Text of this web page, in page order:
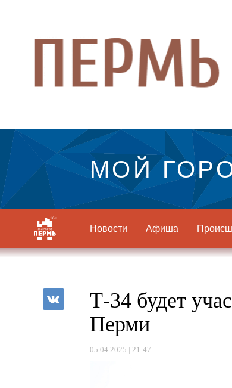
МОЙ
Новости Афиша
Т-34 будет
Перми
05.04.2025 | 21:47